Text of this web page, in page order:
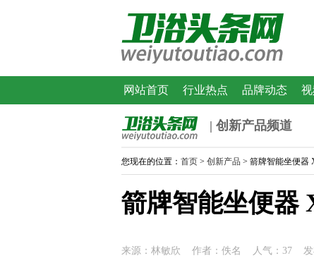
网站首页 行业热点 品牌动态
| 创新产品频道
您现在的位置： 首页 > 创新产品 > 箭牌智能坐便器
箭牌智能坐便器
来源：林敏欣 作者：佚名 人气：37 发